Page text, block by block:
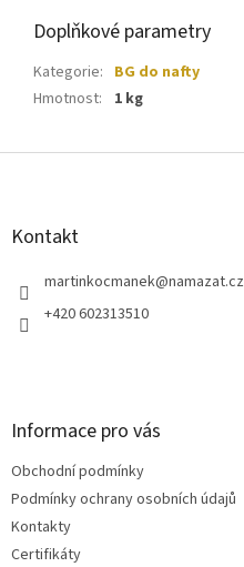
Doplňkové parametry
Kategorie: BG do nafty
Hmotnost: 1 kg
Z
Kontakt
martinkocmanek@namazat.cz
+420 602313510
Informace pro vás
Obchodní podmínky
Podmínky ochrany osobních údajů
Kontakty
Certifikáty